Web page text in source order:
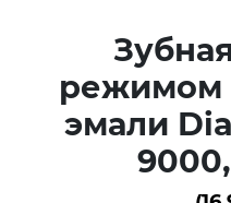
режимом
эмали